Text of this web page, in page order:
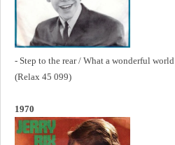
- Step to the rear / What a wonderful world
(Relax 45 099)
1970